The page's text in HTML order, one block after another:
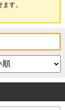
す。